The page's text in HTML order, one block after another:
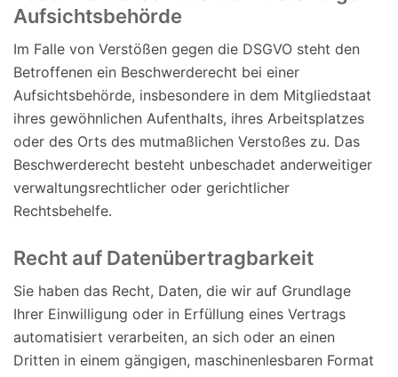
Aufsichts­behörde
Im Falle von Verstößen gegen die DSGVO steht den
Betroffenen ein Beschwerderecht bei einer
Aufsichtsbehörde, insbesondere in dem Mitgliedstaat
ihres gewöhnlichen Aufenthalts, ihres Arbeitsplatzes
oder des Orts des mutmaßlichen Verstoßes zu. Das
Beschwerderecht besteht unbeschadet anderweitiger
verwaltungsrechtlicher oder gerichtlicher
Rechtsbehelfe.
Recht auf Daten­übertrag­barkeit
Sie haben das Recht, Daten, die wir auf Grundlage
Ihrer Einwilligung oder in Erfüllung eines Vertrags
automatisiert verarbeiten, an sich oder an einen
Dritten in einem gängigen, maschinenlesbaren Format